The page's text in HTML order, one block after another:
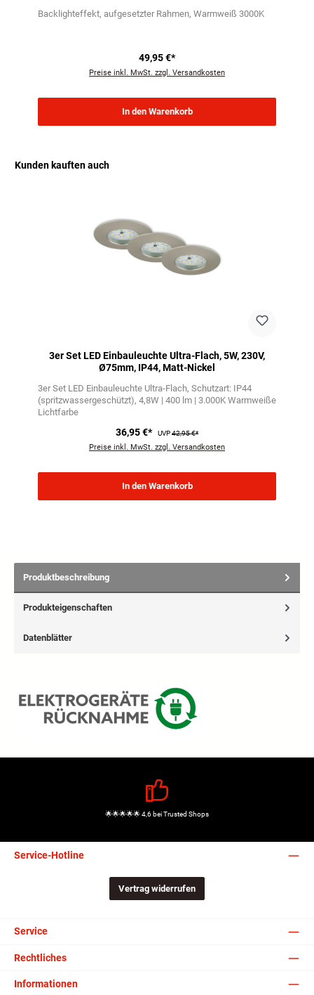
Backlighteffekt aufgesetzter Rahmen Warmweiß 3000K
49,95 €*
Preise inkl. MwSt. zzgl. Versandkosten
In den Warenkorb
Kunden kauften auch
3er Set LED Einbauleuchte Ultra-Flach, 5W, 230V,
Ø75mm, IP44, Matt-Nickel
3er Set LED Einbauleuchte Ultra-Flach Schutzart: IP44
(spritzwassergeschützt) 4,8W | 400 lm | 3.000K Warmweiße
Lichtfarbe
36,95 €* UVP42,95 €*
Preise inkl. MwSt. zzgl. Versandkosten
In den Warenkorb
Produktbeschreibung
Produkteigenschaften
Datenblätter
🌟🌟🌟🌟🌟 4,6 bei Trusted Shops
Service-Hotline
Vertrag widerrufen
Service
Rechtliches
Informationen